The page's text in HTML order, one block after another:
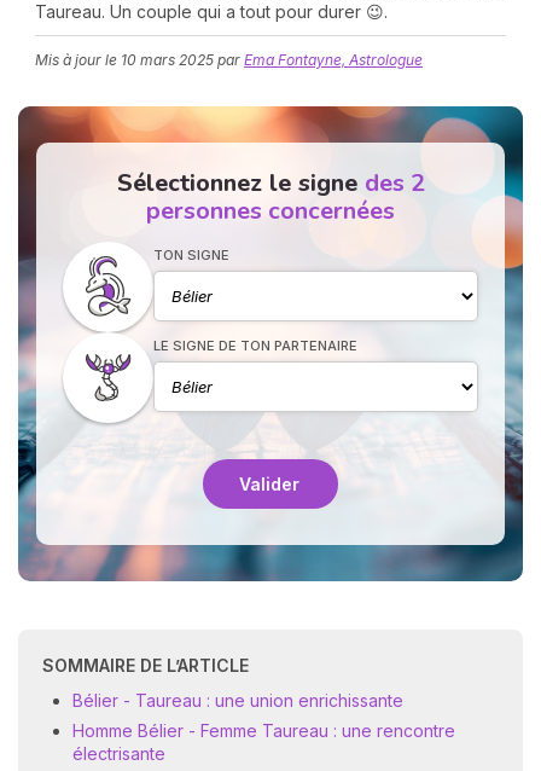
Taureau. Un couple qui a tout pour durer 😉.
Mis à jour le 10 mars 2025 par Ema Fontayne, Astrologue
Sélectionnez le signe des 2
personnes concernées
TON SIGNE
LE SIGNE DE TON PARTENAIRE
Valider
SOMMAIRE DE L’ARTICLE
Bélier - Taureau : une union enrichissante
Homme Bélier - Femme Taureau : une rencontre
électrisante